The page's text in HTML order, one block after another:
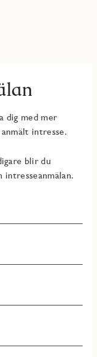
dig med mer
intresse.
blir du